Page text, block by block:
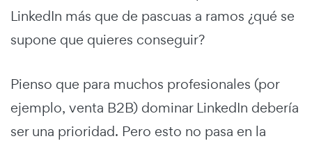
LinkedIn más que de pascuas a ramos ¿qué se
supone que quieres conseguir?
Pienso que para muchos profesionales (por
ejemplo, venta B2B) dominar LinkedIn debería
ser una prioridad. Pero esto no pasa en la